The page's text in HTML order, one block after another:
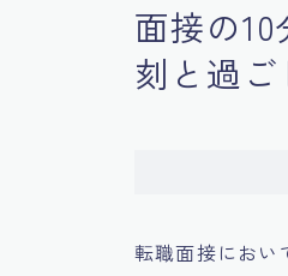
面接の
刻と過ご
転職面接におい